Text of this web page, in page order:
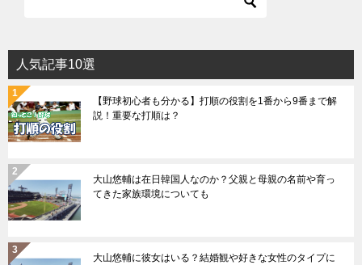
人気記事10選
【野球初心者も分かる】打順の役割を1番から9番まで解
説！重要な打順は？
大山悠輔は在日韓国人なのか？父親と母親の名前や育っ
てきた家族環境についても
大山悠輔に彼女はいる？結婚観や好きな女性のタイプに